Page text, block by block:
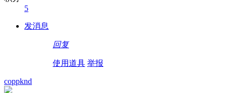
5
发消息
回复
使用道具 举报
coppknd